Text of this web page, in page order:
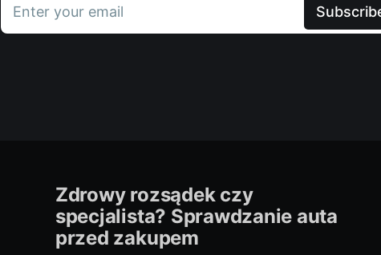
Enter your email
Zdrowy rozsądek czy
specjalista? Sprawdzanie auta
przed zakupem